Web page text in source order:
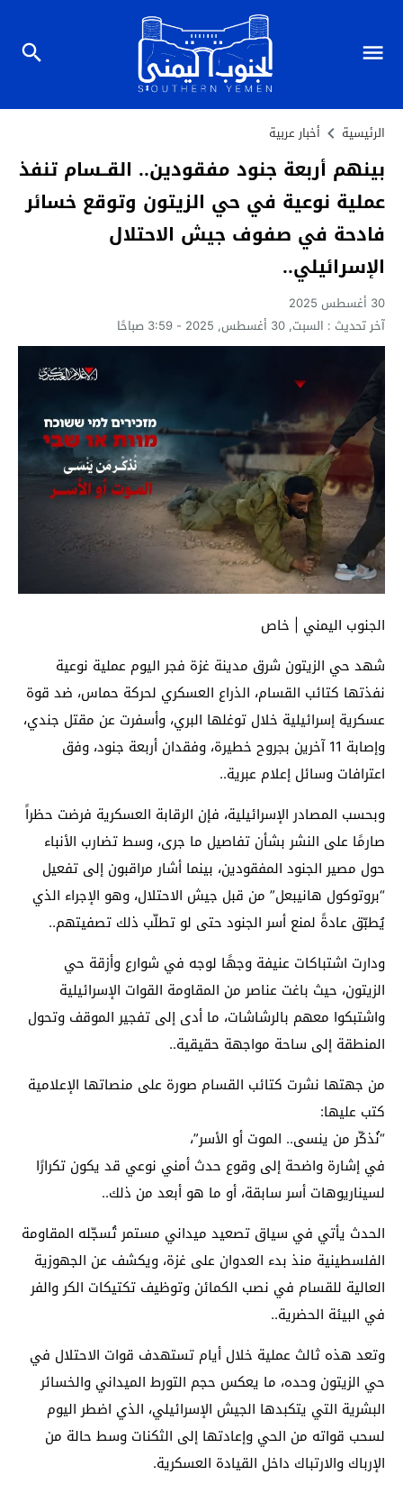
الرئيسية أخبار عربية
بينهم أربعة جنود مفقودين.. القــسام تنفذ
عملية نوعية في حي الزيتون وتوقع خسائر
فادحة في صفوف جيش الاحتلال
الإسرائيلي..
30 أغسطس 2025
آخر تحديث : السبت, 30 أغسطس, 2025 - 3:59 صباحًا
الجنوب اليمني | خاص
شهد حي الزيتون شرق مدينة غزة فجر اليوم عملية نوعية
نفذتها كتائب القسام، الذراع العسكري لحركة حماس، ضد قوة
عسكرية إسرائيلية خلال توغلها البري، وأسفرت عن مقتل جندي،
وإصابة 11 آخرين بجروح خطيرة، وفقدان أربعة جنود، وفق
اعترافات وسائل إعلام عبرية..
وبحسب المصادر الإسرائيلية، فإن الرقابة العسكرية فرضت حظراً
صارمًا على النشر بشأن تفاصيل ما جرى، وسط تضارب الأنباء
حول مصير الجنود المفقودين، بينما أشار مراقبون إلى تفعيل
“بروتوكول هانيبعل” من قبل جيش الاحتلال، وهو الإجراء الذي
يُطبّق عادةً لمنع أسر الجنود حتى لو تطلّب ذلك تصفيتهم..
ودارت اشتباكات عنيفة وجهًا لوجه في شوارع وأزقة حي
الزيتون، حيث باغت عناصر من المقاومة القوات الإسرائيلية
واشتبكوا معهم بالرشاشات، ما أدى إلى تفجير الموقف وتحول
المنطقة إلى ساحة مواجهة حقيقية..
من جهتها نشرت كتائب القسام صورة على منصاتها الإعلامية
كتب عليها:
“نُذكّر من ينسى.. الموت أو الأسر”،
في إشارة واضحة إلى وقوع حدث أمني نوعي قد يكون تكرارًا
لسيناريوهات أسر سابقة، أو ما هو أبعد من ذلك..
الحدث يأتي في سياق تصعيد ميداني مستمر تُسجّله المقاومة
الفلسطينية منذ بدء العدوان على غزة، ويكشف عن الجهوزية
العالية للقسام في نصب الكمائن وتوظيف تكتيكات الكر والفر
في البيئة الحضرية..
وتعد هذه ثالث عملية خلال أيام تستهدف قوات الاحتلال في
حي الزيتون وحده، ما يعكس حجم التورط الميداني والخسائر
البشرية التي يتكبدها الجيش الإسرائيلي، الذي اضطر اليوم
لسحب قواته من الحي وإعادتها إلى الثكنات وسط حالة من
الإرباك والارتباك داخل القيادة العسكرية.